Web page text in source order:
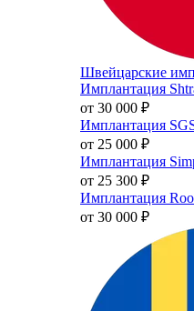
Швейцарские
Имплантация
от 30 000 ₽
Имплантация
от 25 000 ₽
Имплантация
от 25 300 ₽
Имплантация
от 30 000 ₽